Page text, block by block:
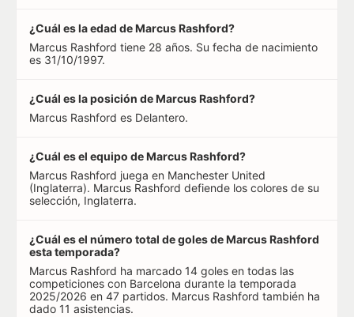
¿Cuál es la edad de Marcus Rashford?
Marcus Rashford tiene 28 años. Su fecha de nacimiento
es 31/10/1997.
¿Cuál es la posición de Marcus Rashford?
Marcus Rashford es Delantero.
¿Cuál es el equipo de Marcus Rashford?
Marcus Rashford juega en Manchester United
(Inglaterra). Marcus Rashford defiende los colores de su
selección, Inglaterra.
¿Cuál es el número total de goles de Marcus Rashford
esta temporada?
Marcus Rashford ha marcado 14 goles en todas las
competiciones con Barcelona durante la temporada
2025/2026 en 47 partidos. Marcus Rashford también ha
dado 11 asistencias.